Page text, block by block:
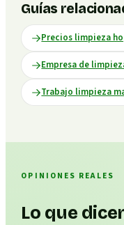
Guías
Precios limpieza
Empresa de
Trabajo limpieza
OPINIONES REALES
Lo que